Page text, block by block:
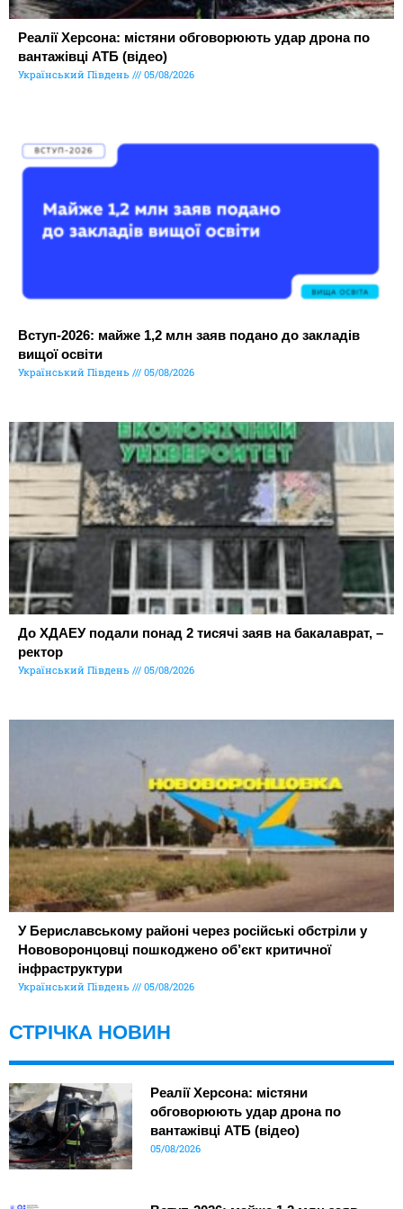
Реалії Херсона: містяни обговорюють удар дрона по
вантажівці АТБ (відео)
Український Південь 05/08/2026
Вступ-2026: майже 1,2 млн заяв подано до закладів
вищої освіти
Український Південь 05/08/2026
До ХДАЕУ подали понад 2 тисячі заяв на бакалаврат, –
ректор
Український Південь 05/08/2026
У Бериславському районі через російські обстріли у
Нововоронцовці пошкоджено об’єкт критичної
інфраструктури
Український Південь 05/08/2026
СТРІЧКА НОВИН
Реалії Херсона: містяни
обговорюють удар дрона по
вантажівці АТБ (відео)
05/08/2026